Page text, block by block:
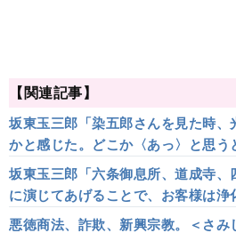
【関連記事】
坂東玉三郎「染五郎さんを見た時、
かと感じた。どこか〈あっ〉と思う
たい」
坂東玉三郎「六条御息所、道成寺
に演じてあげることで、お客様は浄
悪徳商法、詐欺、新興宗教。＜さみ